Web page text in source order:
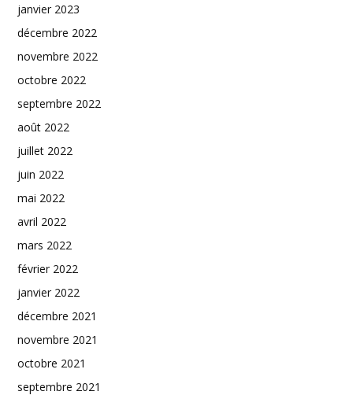
janvier 2023
décembre 2022
novembre 2022
octobre 2022
septembre 2022
août 2022
juillet 2022
juin 2022
mai 2022
avril 2022
mars 2022
février 2022
janvier 2022
décembre 2021
novembre 2021
octobre 2021
septembre 2021